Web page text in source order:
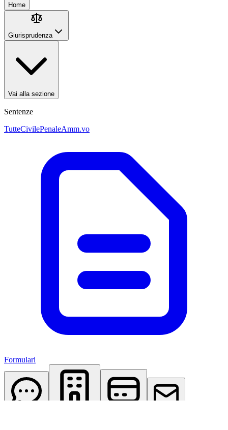
Home
Giurisprudenza
Vai alla sezione
Sentenze
TutteCivilePenaleAmm.vo
Formulari